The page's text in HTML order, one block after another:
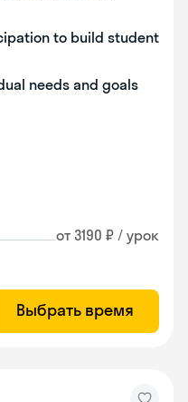
to build student
needs and goals
от 3190 ₽ / урок
Выбрать время